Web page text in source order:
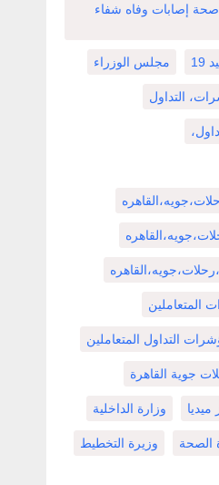
إصابات وفاه شفاء
مجلس الوزراء
التداول
المتعاملين
التداول المتعاملين
جوية القاهرة
ميديا وزارة الداخلية
الصحة وزيرة التخطيط